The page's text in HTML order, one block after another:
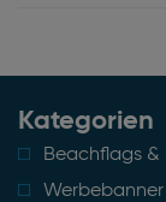
Kategorien
Beachflags &
Werbebanner